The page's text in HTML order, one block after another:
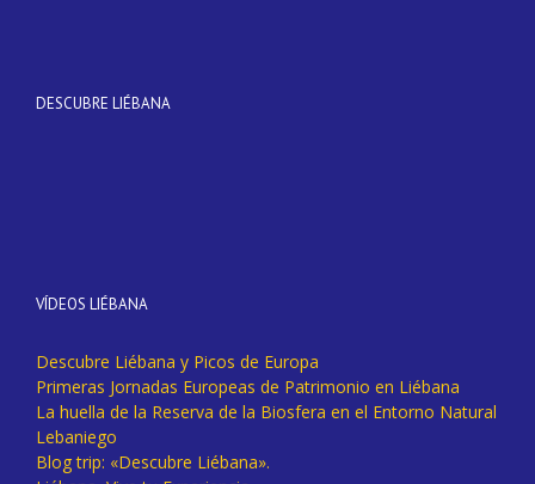
DESCUBRE LIÉBANA
VÍDEOS LIÉBANA
Descubre Liébana y Picos de Europa
Primeras Jornadas Europeas de Patrimonio en Liébana
La huella de la Reserva de la Biosfera en el Entorno Natural
Lebaniego
Blog trip: «Descubre Liébana».